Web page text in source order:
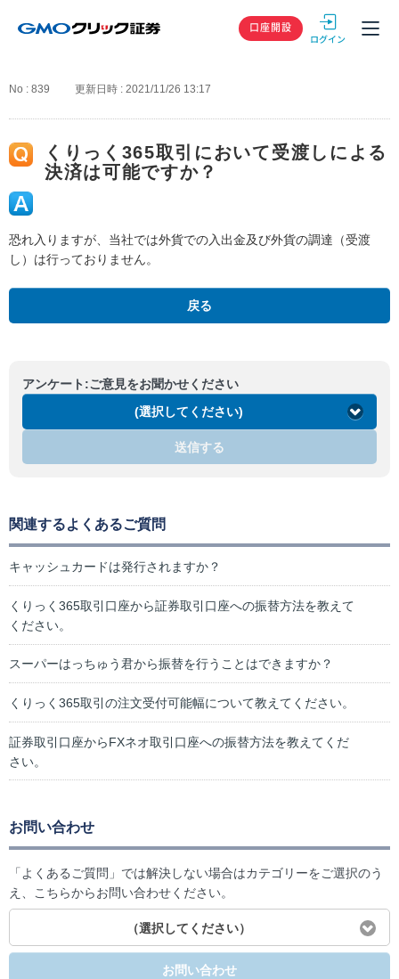
GMOクリック
口座開設
No : 839 更新日時 : 2021/11/26 13:17
くりっく365取引において受渡しによる
決済は可能ですか？
恐れ入りますが、当社では外貨での入出金及び外貨の調達（受渡
し）は行っておりません。
戻る
アンケート:ご意見をお聞かせください
(選択してください)
送信する
関連するよくあるご質問
キャッシュカードは発行されますか？
くりっく365取引口座から証券取引口座への振替方法を教えて
ください。
スーパーはっちゅう君から振替を行うことはできますか？
くりっく365取引の注文受付可能幅について教えてください。
証券取引口座からFXネオ取引口座への振替方法を教えてくだ
さい。
お問い合わせ
「よくあるご質問」では解決しない場合はカテゴリーをご選択のう
え、こちらからお問い合わせください。
（選択してください）
お問い合わせ